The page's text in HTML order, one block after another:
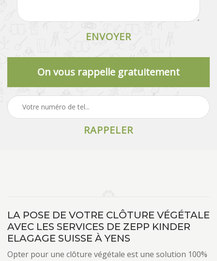
On vous rappelle gratuitement
LA POSE DE VOTRE CLÔTURE VÉGÉTALE
AVEC LES SERVICES DE ZEPP KINDER
ELAGAGE SUISSE À YENS
Opter pour une clôture végétale est une solution 100%